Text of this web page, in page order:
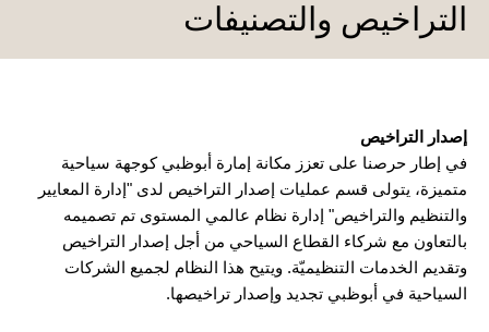
التراخيص والتصنيفات
إصدار التراخيص
في إطار حرصنا على تعزز مكانة إمارة أبوظبي كوجهة سياحية
متميزة، يتولى قسم عمليات إصدار التراخيص لدى "إدارة المعايير
والتنظيم والتراخيص" إدارة نظام عالمي المستوى تم تصميمه
بالتعاون مع شركاء القطاع السياحي من أجل إصدار التراخيص
وتقديم الخدمات التنظيميّة. ويتيح هذا النظام لجميع الشركات
السياحية في أبوظبي تجديد وإصدار تراخيصها.